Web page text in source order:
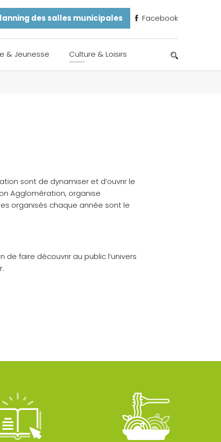
des salles municipales Facebook
& Jeunesse Culture & Loisirs
sont de dynamiser et d’ouvrir le
Agglomération, organise
organisés chaque année sont le
de faire découvrir au public l’univers